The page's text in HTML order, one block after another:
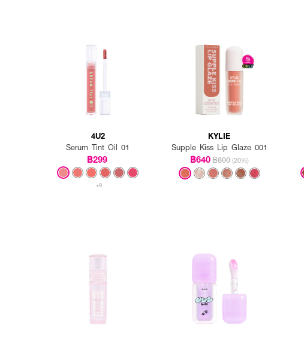
4U2
Serum Tint Oil 01
฿299
+9
KYLIE
Supple Kiss Lip Glaze 001
฿640฿800 (20%)